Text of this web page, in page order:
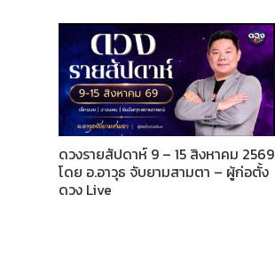
ดวงรายสัปดาห์ 9 – 15 สิงหาคม 2569
โดย อ.อาวุธ จับยามสามตา – ผู้ก่อตั้ง
ดวง Live